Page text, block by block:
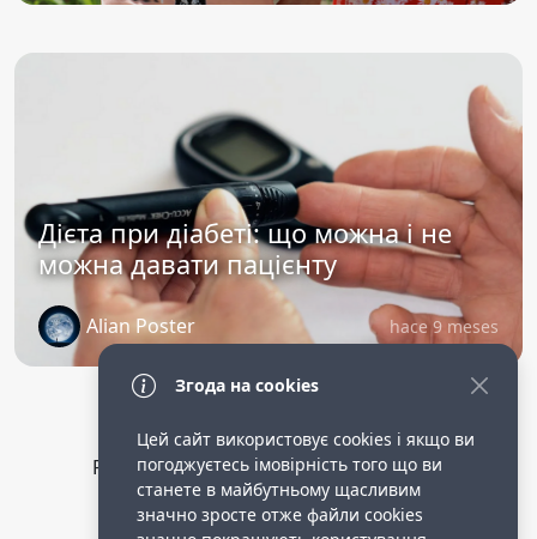
Дієта при діабеті: що можна і не
можна давати пацієнту
Alian Poster hace 9 meses
Privacy Policy
public terms of service
Робота опікункою в німеччині.
Згода на cookies
Цей сайт використовує cookies і якщо ви
погоджуєтесь імовірність того що ви
станете в майбутньому щасливим
значно зросте отже файли cookies